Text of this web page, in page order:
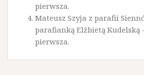
pierwsza.
Mateusz Szyja z parafii
parafianką Elżbietą Kudelską
pierwsza.